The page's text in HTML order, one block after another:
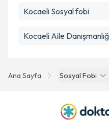
Ana Sayfa Sosyal Fobi
Kocaeli Sosyal fobi
Kocaeli Aile